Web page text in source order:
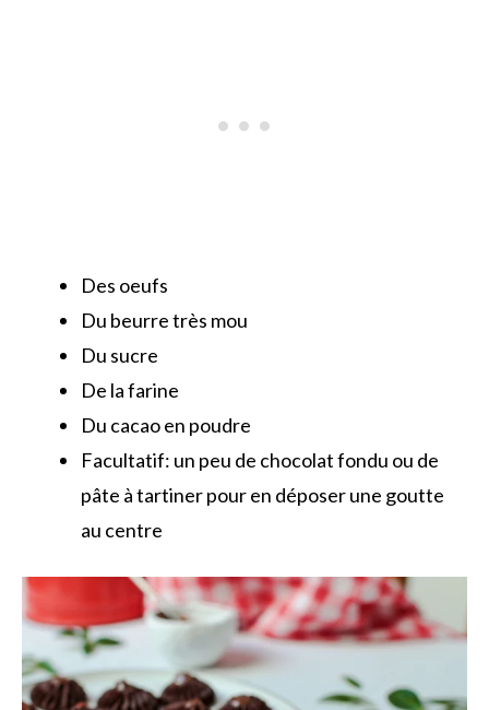
Des oeufs
Du beurre très mou
Du sucre
De la farine
Du cacao en poudre
Facultatif: un peu de chocolat fondu ou de
pâte à tartiner pour en déposer une goutte
au centre